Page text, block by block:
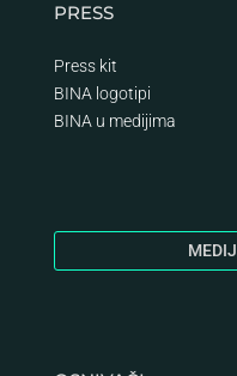
PRESS
Press kit
BINA logotipi
BINA u medijima